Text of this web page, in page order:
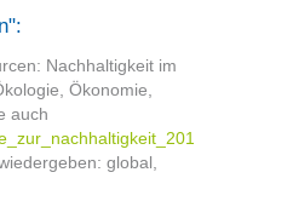
Nachhaltigkeit im
Ökonomie,
auch
global,